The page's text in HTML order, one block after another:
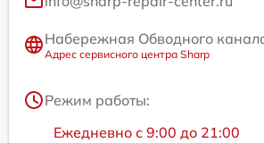
Набережная Обводного
Адрес сервисного центра Sharp
Режим работы:
Ежедневно с 9:00 до 21:00